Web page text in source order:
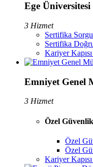
Ege Üniversitesi
3 Hizmet
Sertifika
Sertifika
Kariyer
Emniyet Genel
3 Hizmet
Özel
Özel
Özel
Kariyer